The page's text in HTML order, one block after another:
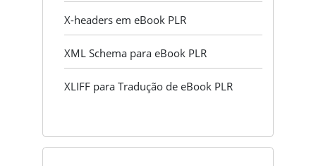
X-headers em eBook PLR
XML Schema para eBook PLR
XLIFF para Tradução de eBook PLR